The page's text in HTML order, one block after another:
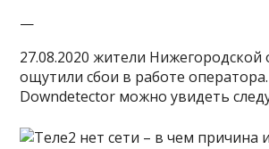
—
27.08.2020 жители Нижегородской
ощутили сбои в работе
Downdetector можно увидеть